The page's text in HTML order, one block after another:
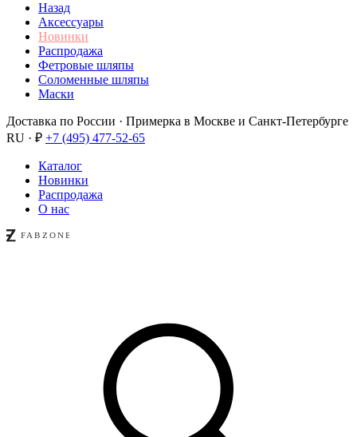
Назад
Аксессуары
Новинки
Распродажа
Фетровые шляпы
Соломенные шляпы
Маски
Доставка по России · Примерка в Москве и Санкт-Петербурге
RU · ₽ +7 (495) 477-52-65
Каталог
Новинки
Распродажа
О нас